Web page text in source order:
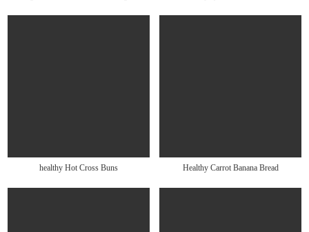
healthy Hot Cross Buns Healthy Carrot Banana Bread